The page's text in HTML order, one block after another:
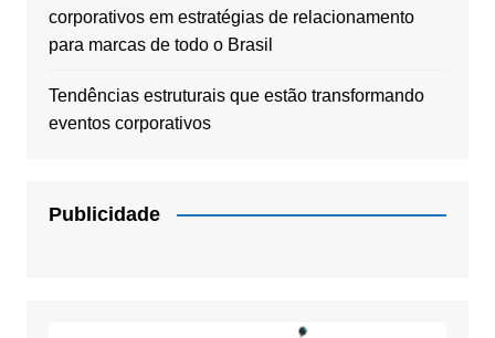
corporativos em estratégias de relacionamento
para marcas de todo o Brasil
Tendências estruturais que estão transformando
eventos corporativos
Publicidade